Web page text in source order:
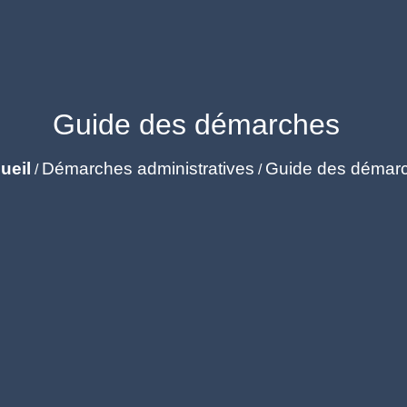
Guide des démarches
/ Démarches administratives / Guide des